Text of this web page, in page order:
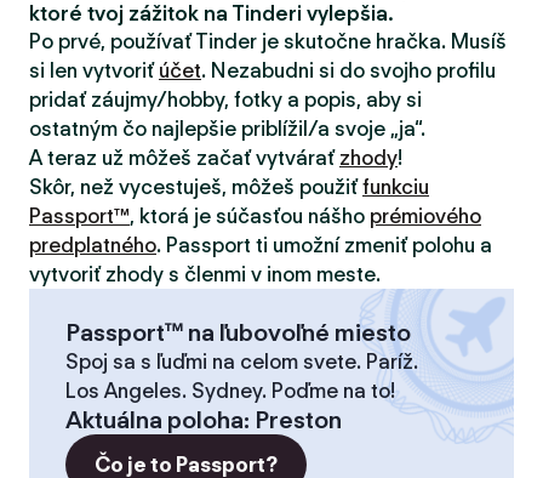
ktoré tvoj zážitok na Tinderi vylepšia.
Po prvé, používať Tinder je skutočne hračka. Musíš
si len vytvoriť účet. Nezabudni si do svojho profilu
pridať záujmy/hobby, fotky a popis, aby si
ostatným čo najlepšie priblížil/a svoje „ja“.
A teraz už môžeš začať vytvárať zhody!
Skôr, než vycestuješ, môžeš použiťfunkciu
Passport™, ktorá je súčasťou nášho prémiového
predplatného. Passport ti umožní zmeniť polohu a
vytvoriť zhody s členmi v inom meste.
Passport™ na ľubovoľné miesto
Spoj sa s ľuďmi na celom svete. Paríž.
Los Angeles. Sydney. Poďme na to!
Aktuálna poloha: Preston
Čo je to Passport?